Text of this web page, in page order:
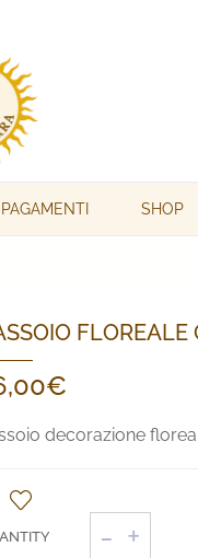
SHOP
FLOREALE
€
decorazione
Floreale